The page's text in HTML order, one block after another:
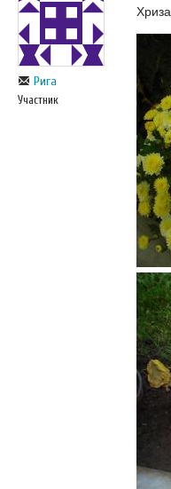
Рига
Участник